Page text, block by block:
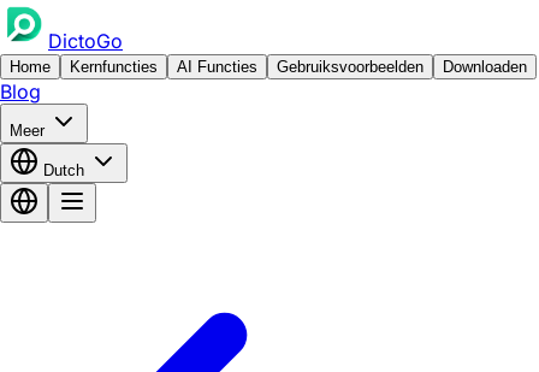
DictoGo
Home Kernfuncties AI Functies Gebruiksvoorbeelden Downloaden
Blog
Meer
Dutch